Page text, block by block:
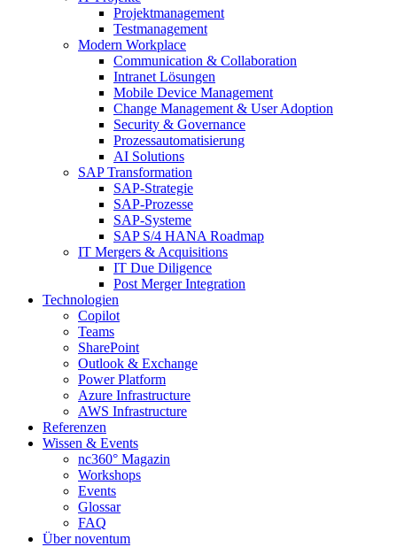
Projektmanagement
Testmanagement
Modern Workplace
Communication & Collaboration
Intranet Lösungen
Mobile Device Management
Change Management & User Adoption
Security & Governance
Prozessautomatisierung
AI Solutions
SAP Transformation
SAP-Strategie
SAP-Prozesse
SAP-Systeme
SAP S/4 HANA Roadmap
IT Mergers & Acquisitions
IT Due Diligence
Post Merger Integration
Technologien
Copilot
Teams
SharePoint
Outlook & Exchange
Power Platform
Azure Infrastructure
AWS Infrastructure
Referenzen
Wissen & Events
nc360° Magazin
Workshops
Events
Glossar
FAQ
Über noventum